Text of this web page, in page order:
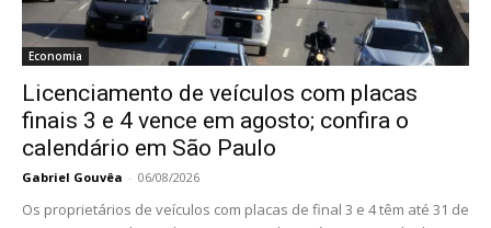
Economia
Licenciamento de veículos com placas
finais 3 e 4 vence em agosto; confira o
calendário em São Paulo
Gabriel Gouvêa - 06/08/2026
Os proprietários de veículos com placas de final 3 e 4 têm até 31 de